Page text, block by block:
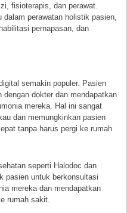
fisioterapis, dan perawat.
perawatan holistik pasien,
pernapasan, dan
semakin populer. Pasien
dokter dan mendapatkan
mereka. Hal ini sangat
dan memungkinkan pasien
tanpa harus pergi ke rumah
seperti Halodoc dan
pasien untuk berkonsultasi
mereka dan mendapatkan
rumah sakit.